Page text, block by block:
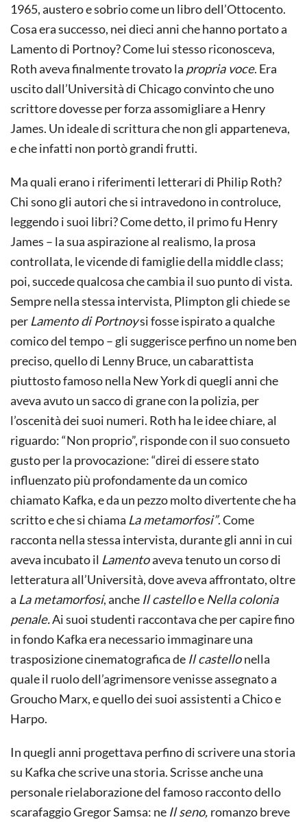
1965, austero e sobrio come un libro dell’Ottocento.
Cosa era successo, nei dieci anni che hanno portato a
Lamento di Portnoy? Come lui stesso riconosceva,
Roth aveva finalmente trovato la propria voce. Era
uscito dall’Università di Chicago convinto che uno
scrittore dovesse per forza assomigliare a Henry
James. Un ideale di scrittura che non gli apparteneva,
e che infatti non portò grandi frutti.
Ma quali erano i riferimenti letterari di Philip Roth?
Chi sono gli autori che si intravedono in controluce,
leggendo i suoi libri? Come detto, il primo fu Henry
James – la sua aspirazione al realismo, la prosa
controllata, le vicende di famiglie della middle class;
poi, succede qualcosa che cambia il suo punto di vista.
Sempre nella stessa intervista, Plimpton gli chiede se
per Lamento di Portnoysi fosse ispirato a qualche
comico del tempo – gli suggerisce perfino un nome ben
preciso, quello di Lenny Bruce, un cabarattista
piuttosto famoso nella New York di quegli anni che
aveva avuto un sacco di grane con la polizia, per
l’oscenità dei suoi numeri. Roth ha le idee chiare, al
riguardo: “Non proprio”, risponde con il suo consueto
gusto per la provocazione: “direi di essere stato
influenzato più profondamente da un comico
chiamato Kafka, e da un pezzo molto divertente che ha
scritto e che si chiama La metamorfosi”. Come
racconta nella stessa intervista, durante gli anni in cui
aveva incubato il Lamentoaveva tenuto un corso di
letteratura all’Università, dove aveva affrontato, oltre
a La metamorfosi, anche Il castelloe Nella colonia
penale.Ai suoi studenti raccontava che per capire fino
in fondo Kafka era necessario immaginare una
trasposizione cinematografica de Il castellonella
quale il ruolo dell’agrimensore venisse assegnato a
Groucho Marx, e quello dei suoi assistenti a Chico e
Harpo.
In quegli anni progettava perfino di scrivere una storia
su Kafka che scrive una storia. Scrisse anche una
personale rielaborazione del famoso racconto dello
scarafaggio Gregor Samsa: ne Il seno, romanzo breve